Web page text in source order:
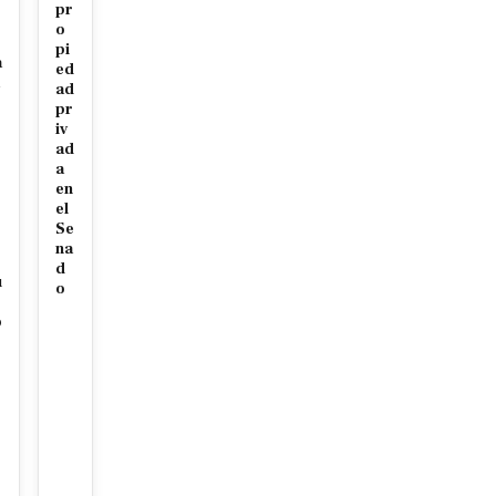
pr
o
pi
ed
ad
pr
iv
ad
a
en
el
Se
na
d
o